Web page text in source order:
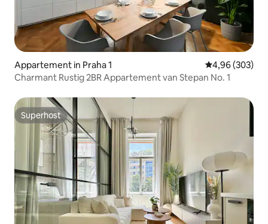
Appartement in Praha 1 Gemiddelde
4,96 (303)
Charmant Rustig 2BR Appartement van Stepan No. 1
Superhost
Superhost